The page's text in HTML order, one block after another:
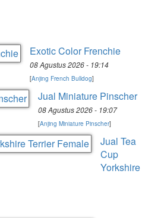
Exotic Color Frenchie
08 Agustus 2026 - 19:14
[Anjing French Bulldog]
Jual Miniature Pinscher
08 Agustus 2026 - 19:07
[Anjing Miniature Pinscher]
Jual Tea
Cup
Yorkshire